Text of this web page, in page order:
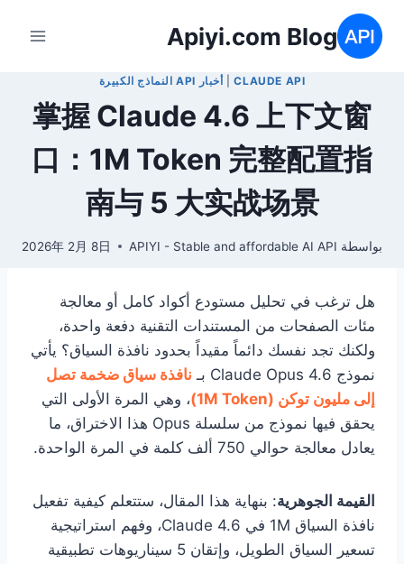
التجاوز
المحتوى
Apiyi.com Blog
CLAUDE API
| أخبار API النماذج الكبيرة
掌握 Claude 4.6 上下文窗
口：1M Token 完整配置指
南与 5 大实战场景
بواسطة APIYI - Stable and affordable AI API
2026年 2月 8日
هل ترغب في تحليل مستودع أكواد كامل أو معالجة
مئات الصفحات من المستندات التقنية دفعة واحدة،
ولكنك تجد نفسك دائماً مقيداً بحدود نافذة السياق؟ يأتي
نموذج Claude Opus 4.6 بـ
نافذة سياق ضخمة تصل
إلى مليون توكن (1M Token)
، وهي المرة الأولى التي
يحقق فيها نموذج من سلسلة Opus هذا الاختراق، ما
يعادل معالجة حوالي 750 ألف كلمة في المرة الواحدة.
القيمة الجوهرية: بنهاية هذا المقال، ستتعلم كيفية تفعيل
نافذة السياق 1M في Claude 4.6، وفهم استراتيجية
تسعير السياق الطويل، وإتقان 5 سيناريوهات تطبيقية